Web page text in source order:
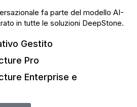
fa parte del modello AI-
in tutte le soluzioni DeepStone.
Gestito
Pro
Enterprise e